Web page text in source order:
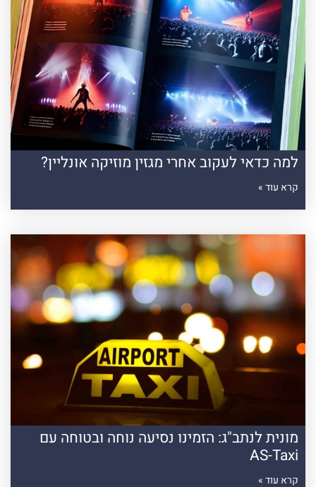
למה כדאי לעקוב אחרי מגזין מוזיקה אונליין?
קרא עוד »
מונית לנתב"ג: הזמינו נסיעה נוחה ובטוחה עם
AS-Taxi
קרא עוד »